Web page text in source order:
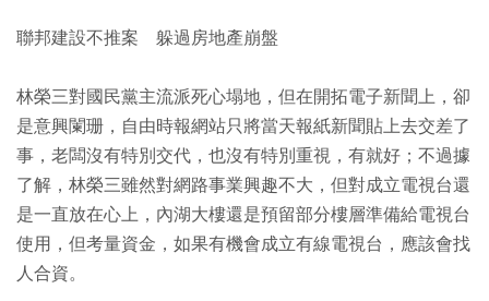
聯邦建設不推案 躲過房地產崩盤
林榮三對國民黨主流派死心塌地，但在開拓電子新聞上，卻
是意興闌珊，自由時報網站只將當天報紙新聞貼上去交差了
事，老闆沒有特別交代，也沒有特別重視，有就好；不過據
了解，林榮三雖然對網路事業興趣不大，但對成立電視台還
是一直放在心上，內湖大樓還是預留部分樓層準備給電視台
使用，但考量資金，如果有機會成立有線電視台，應該會找
人合資。